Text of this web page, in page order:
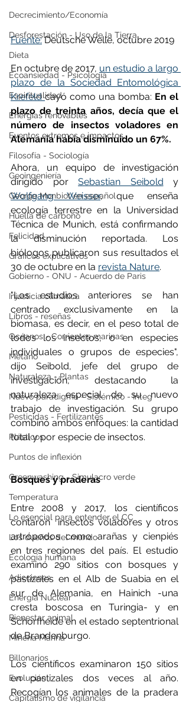
Decrecimiento/Economía
Desforestación - Uso de la Tierra
Dieta
Ecoansiedad - Psicología
Espiritualidad
Energías renovables
Eventos extremos e impactos
Filosofía - Sociología
Geoingeniería
George Monbiot en español
Huella de carbono
Felicidad
Gráficos explicativos
Gobierno - ONU - Acuerdo de Paris
Injusticia climática
Libros - reseñas
Océanos - Corrientes marinas
Metano
Naturaleza - Plantas
Nuevo paradigma - Sistémico - Integ
Pesticidas - Fertilizantes
Plásticos
Puntos de inflexión
Greenwashing - Simulacro verde
Temperatura
Lo esencial para entender el CC
Los dueños del mundo
Ecología humana
Adicciones
Energía Nuclear
Bienestar animal
Minería Marina
Billonarios
Evolución
Capitalismo de vigilancia
Fuente: Deutsche Welle, octubre 2019
En octubre de 2017, un estudio a largo
plazo de la Sociedad Entomológica
Krefeld cayó como una bomba: En el
plazo de treinta años, decía que el
número de insectos voladores en
Alemania había disminuido un 67%.
Ahora, un equipo de investigación
dirigido por Sebastian Seibold
Wolfgang Weisser, que enseña
ecología terrestre en la Universidad
Técnica de Munich, está confirmando
la disminución reportada. Los
biólogos publicaron sus resultados el
30 de octubre en la revista Nature.
"Los estudios anteriores se han
centrado exclusivamente en la
biomasa, es decir, en el peso total de
todos los insectos, o en especies
individuales o grupos de especies",
dijo Seibold, jefe del grupo de
investigación, destacando la
naturaleza especial de su nuevo
trabajo de investigación. Su grupo
combinó ambos enfoques: la cantidad
total y por especie de insectos.
Bosques y praderas
Entre 2008 y 2017, los científicos
contaron  insectos voladores y otros
artrópodos como arañas y cienpiés
en tres regiones del país. El estudio
examinó 290 sitios con bosques y
pastizales en el Alb de Suabia en el
sur de Alemania, en Hainich -una
cresta boscosa en Turingia- y en
Schorfheide en el estado septentrional
de Brandenburgo.
Los científicos examinaron 150 sitios
en pastizales dos veces al año.
Recogían los animales de la pradera